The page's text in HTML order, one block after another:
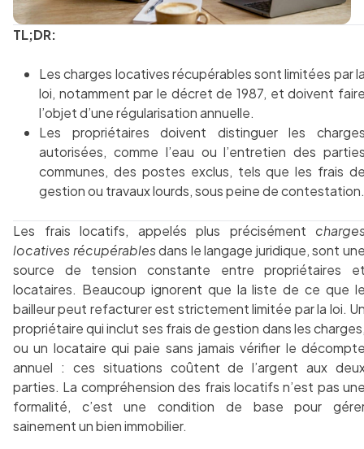
TL;DR:
Les charges locatives récupérables sont limitées par
loi, notamment par le décret de 1987, et doivent
l’objet d’une régularisation annuelle.
Les propriétaires doivent distinguer les
autorisées, comme l’eau ou l’entretien des
communes, des postes exclus, tels que les frais
gestion ou travaux lourds, sous peine de contestation.
Les frais locatifs, appelés plus précisément
locatives récupérablesdans le langage juridique, sont
source de tension constante entre propriétaires
locataires. Beaucoup ignorent que la liste de ce que
bailleur peut refacturer est strictement limitée par la loi.
propriétaire qui inclut ses frais de gestion dans les
ou un locataire qui paie sans jamais vérifier le
annuel : ces situations coûtent de l’argent aux
parties. La compréhension des frais locatifs n’est pas
formalité, c’est une condition de base pour
sainement un bien immobilier.